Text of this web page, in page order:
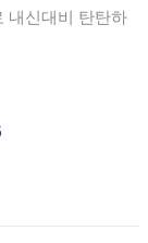
내신대비 탄탄하